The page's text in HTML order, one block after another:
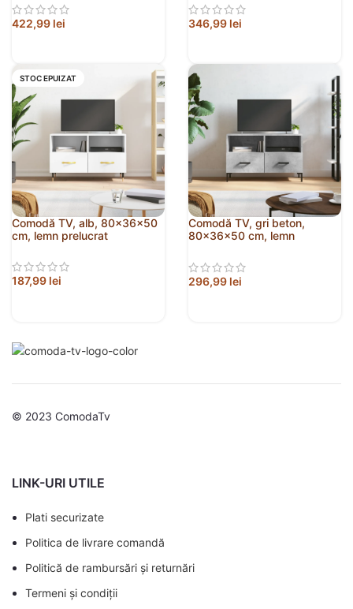
422,99 lei 346,99 lei
STOC EPUIZAT
Comodă TV, alb, 80x36x50
cm, lemn prelucrat
187,99 lei
Comodă TV, gri beton,
80x36x50 cm, lemn
296,99 lei
© 2023 ComodaTv
LINK-URI UTILE
Plati securizate
Politica de livrare comandă
Politică de rambursări și returnări
Termeni și condiții